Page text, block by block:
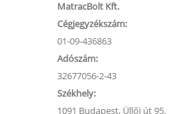
MatracBolt Kft.
Cégjegyzékszám:
01-09-436863
Adószám:
32677056-2-43
Székhely:
1091 Budapest, Üllői út 95.